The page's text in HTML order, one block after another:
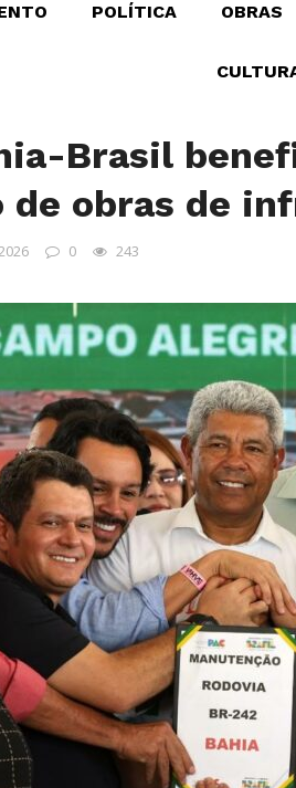
POLÍTICA OBRAS
Brasil
de obras de
0 243